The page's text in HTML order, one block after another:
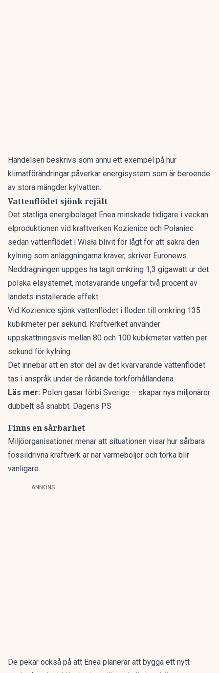
Händelsen beskrivs som ännu ett exempel på hur
klimatförändringar påverkar energisystem som är beroende
av stora mängder kylvatten.
Vattenflödet sjönk rejält
Det statliga energibolaget Enea minskade tidigare i veckan
elproduktionen vid kraftverken Kozienice och Połaniec
sedan vattenflödet i Wisła blivit för lågt för att säkra den
kylning som anläggningarna kräver, skriver Euronews.
Neddragningen uppges ha tagit omkring 1,3 gigawatt ur det
polska elsystemet, motsvarande ungefär två procent av
landets installerade effekt.
Vid Kozienice sjönk vattenflödet i floden till omkring 135
kubikmeter per sekund. Kraftverket använder
uppskattningsvis mellan 80 och 100 kubikmeter vatten per
sekund för kylning.
Det innebär att en stor del av det kvarvarande vattenflödet
tas i anspråk under de rådande torkförhållandena.
Läs mer: Polen gasar förbi Sverige – skapar nya miljonärer
dubbelt så snabbt. Dagens PS
Finns en sårbarhet
Miljöorganisationer menar att situationen visar hur sårbara
fossildrivna kraftverk är när värmeböljor och torka blir
vanligare.
ANNONS
De pekar också på att Enea planerar att bygga ett nytt